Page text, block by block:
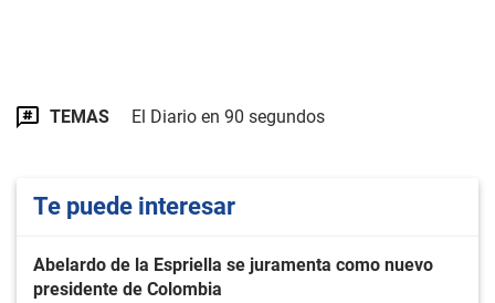
TEMAS El Diario en 90 segundos
Te puede interesar
Abelardo de la Espriella se juramenta como nuevo
presidente de Colombia